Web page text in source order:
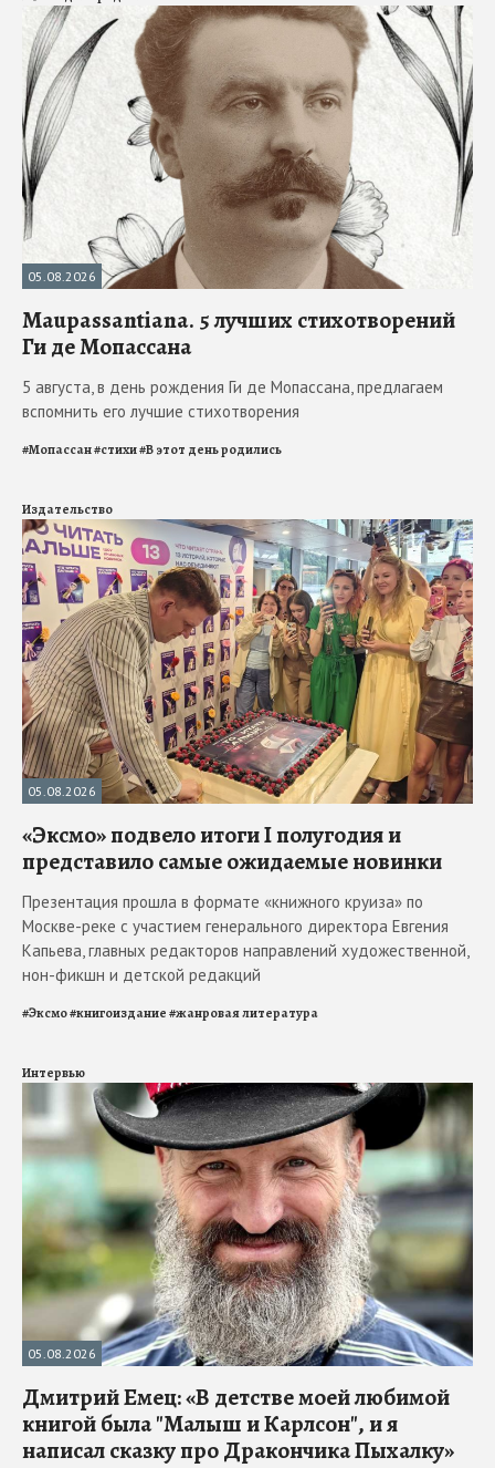
05.08.2026
Maupassantiana. 5 лучших стихотворений
Ги де Мопассана
5 августа, в день рождения Ги де Мопассана, предлагаем
вспомнить его лучшие стихотворения
#Мопассан#стихи#В этот день родились
Издательство
05.08.2026
«Эксмо» подвело итоги I полугодия и
представило самые ожидаемые новинки
Презентация прошла в формате «книжного круиза» по
Москве-реке с участием генерального директора Евгения
Капьева, главных редакторов направлений художественной,
нон-фикшн и детской редакций
#Эксмо#книгоиздание#жанровая литература
Интервью
05.08.2026
Дмитрий Емец: «В детстве моей любимой
книгой была "Малыш и Карлсон", и я
написал сказку про Дракончика Пыхалку»